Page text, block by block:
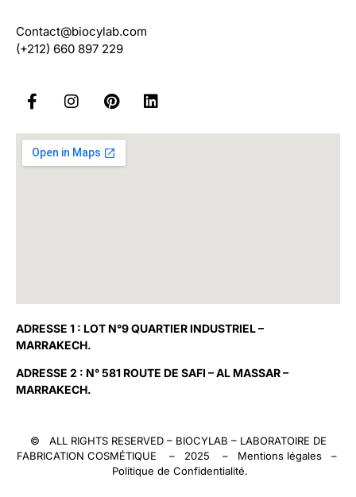
Contact@biocylab.com
(+212) 660 897 229
ADRESSE 1 : LOT N°9 QUARTIER INDUSTRIEL –
MARRAKECH.
ADRESSE 2 : N° 581 ROUTE DE SAFI – AL MASSAR –
MARRAKECH.
© ALL RIGHTS RESERVED – BIOCYLAB – LABORATOIRE DE
FABRICATION COSMÉTIQUE – 2025 – Mentions légales–
Politique de Confidentialité.